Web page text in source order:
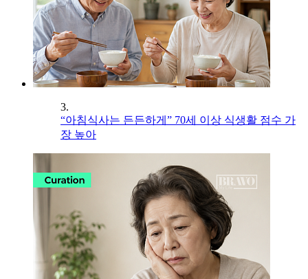
3.
“아침식사는 든든하게” 70세 이상 식생활 점수 가
장 높아